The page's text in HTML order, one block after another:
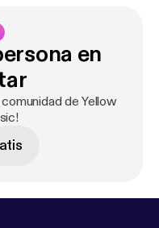
Gilded Palace of
Clash (London
The Move
en
de Yellow